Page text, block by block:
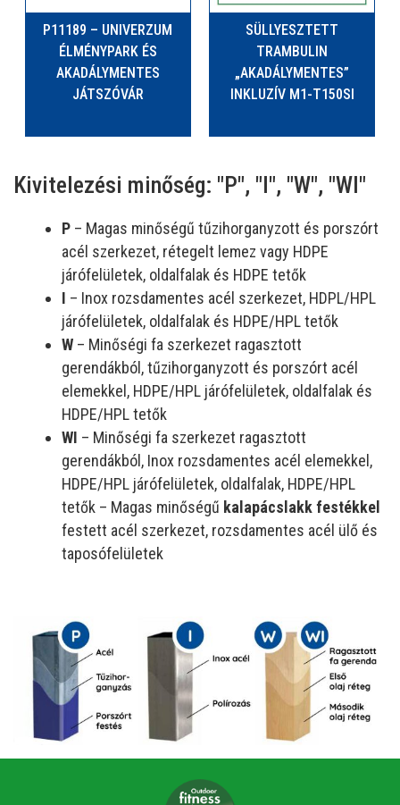
P11189 – UNIVERZUM
ÉLMÉNYPARK ÉS
AKADÁLYMENTES
JÁTSZÓVÁR
SÜLLYESZTETT
TRAMBULIN
„AKADÁLYMENTES”
INKLUZÍV M1-T150SI
Kivitelezési minőség: "P", "I", "W", "WI"
P – Magas minőségű tűzihorganyzott és porszórt
acél szerkezet, rétegelt lemez vagy HDPE
járófelületek, oldalfalak és HDPE tetők
I – Inox rozsdamentes acél szerkezet, HDPL/HPL
járófelületek, oldalfalak és HDPE/HPL tetők
W – Minőségi fa szerkezet ragasztott
gerendákból, tűzihorganyzott és porszórt acél
elemekkel, HDPE/HPL járófelületek, oldalfalak és
HDPE/HPL tetők
WI – Minőségi fa szerkezet ragasztott
gerendákból, Inox rozsdamentes acél elemekkel,
HDPE/HPL járófelületek, oldalfalak, HDPE/HPL
tetők – Magas minőségű kalapácslakk festékkel
festett acél szerkezet, rozsdamentes acél ülő és
taposófelületek